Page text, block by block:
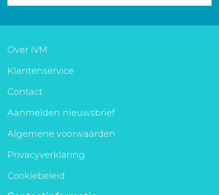
Over IVM
Klantenservice
Contact
Aanmelden nieuwsbrief
Algemene voorwaarden
Privacyverklaring
Cookiebeleid